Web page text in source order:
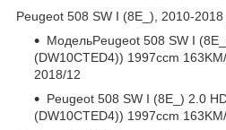
Peugeot 508 SW I (8E_), 2010-2018
МодельPeugeot 508 SW I
(DW10CTED4)) 1997ccm
2018/12
Peugeot 508 SW I (8E_) 2.0
(DW10CTED4)) 1997ccm